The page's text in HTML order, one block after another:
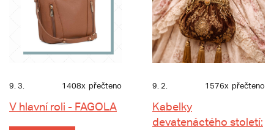
9. 3. 1408x přečteno
V hlavní roli - FAGOLA
9. 2. 1576x přečteno
Kabelky
devatenáctého století: